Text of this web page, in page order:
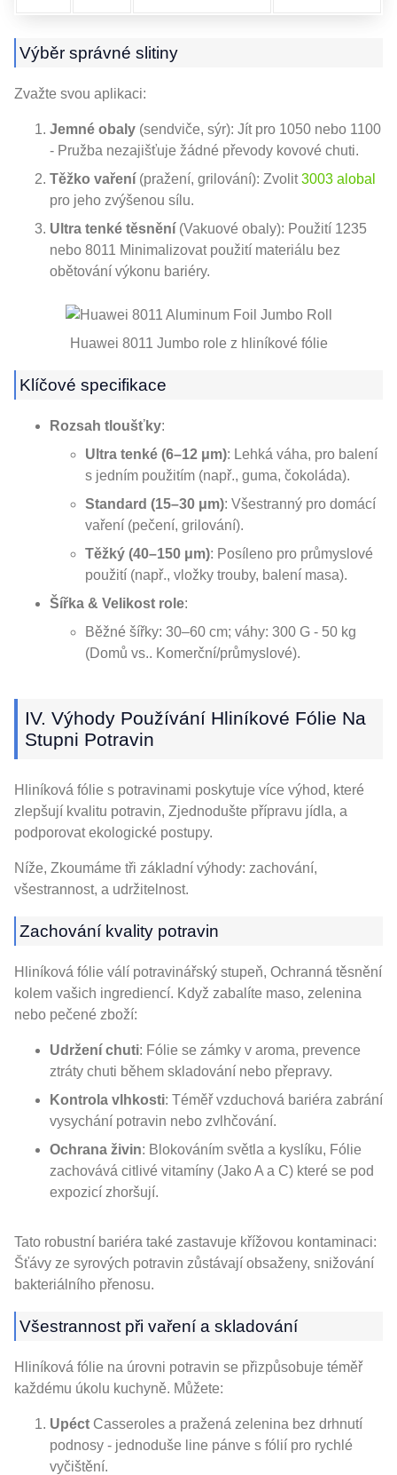
Výběr správné slitiny
Zvažte svou aplikaci:
Jemné obaly (sendviče, sýr): Jít pro 1050 nebo 1100
- Pružba nezajišťuje žádné převody kovové chuti.
Těžko vaření (pražení, grilování): Zvolit3003 alobal
pro jeho zvýšenou sílu.
Ultra tenké těsnění (Vakuové obaly): Použití 1235
nebo 8011 Minimalizovat použití materiálu bez
obětování výkonu bariéry.
Huawei 8011 Jumbo role z hliníkové fólie
Klíčové specifikace
Rozsah tloušťky:
Ultra tenké (6–12 μm): Lehká váha, pro balení
s jedním použitím (např., guma, čokoláda).
Standard (15–30 μm): Všestranný pro domácí
vaření (pečení, grilování).
Těžký (40–150 μm): Posíleno pro průmyslové
použití (např., vložky trouby, balení masa).
Šířka & Velikost role:
Běžné šířky: 30–60 cm; váhy: 300 G - 50 kg
(Domů vs.. Komerční/průmyslové).
IV. Výhody Používání Hliníkové Fólie Na
Stupni Potravin
Hliníková fólie s potravinami poskytuje více výhod, které
zlepšují kvalitu potravin, Zjednodušte přípravu jídla, a
podporovat ekologické postupy.
Níže, Zkoumáme tři základní výhody: zachování,
všestrannost, a udržitelnost.
Zachování kvality potravin
Hliníková fólie válí potravinářský stupeň, Ochranná těsnění
kolem vašich ingrediencí. Když zabalíte maso, zelenina
nebo pečené zboží:
Udržení chuti: Fólie se zámky v aroma, prevence
ztráty chuti během skladování nebo přepravy.
Kontrola vlhkosti: Téměř vzduchová bariéra zabrání
vysychání potravin nebo zvlhčování.
Ochrana živin: Blokováním světla a kyslíku, Fólie
zachovává citlivé vitamíny (Jako A a C) které se pod
expozicí zhoršují.
Tato robustní bariéra také zastavuje křížovou kontaminaci:
Šťávy ze syrových potravin zůstávají obsaženy, snižování
bakteriálního přenosu.
Všestrannost při vaření a skladování
Hliníková fólie na úrovni potravin se přizpůsobuje téměř
každému úkolu kuchyně. Můžete:
Upéct Casseroles a pražená zelenina bez drhnutí
podnosy - jednoduše line pánve s fólií pro rychlé
vyčištění.